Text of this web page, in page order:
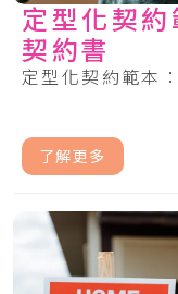
定型化契
契約書
定型化契約範本
了解更多